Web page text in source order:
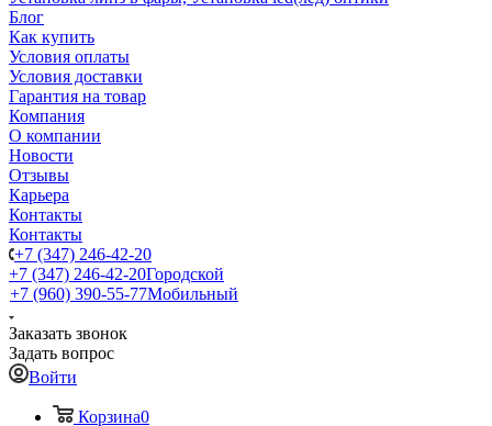
Блог
Как купить
Условия оплаты
Условия доставки
Гарантия на товар
Компания
О компании
Новости
Отзывы
Карьера
Контакты
Контакты
+7 (347) 246-42-20
+7 (347) 246-42-20Городской
+7 (960) 390-55-77Мобильный
Заказать звонок
Задать вопрос
Войти
Корзина0